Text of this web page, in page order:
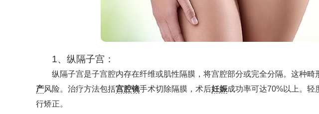
1、纵隔子宫：
纵隔子宫是子宫腔内存在纤维或肌性隔膜，将宫腔部分或完全分隔。这种畸
产风险。治疗方法包括宫腔镜手术切除隔膜，术后妊娠成功率可达70%以上。轻
行矫正。